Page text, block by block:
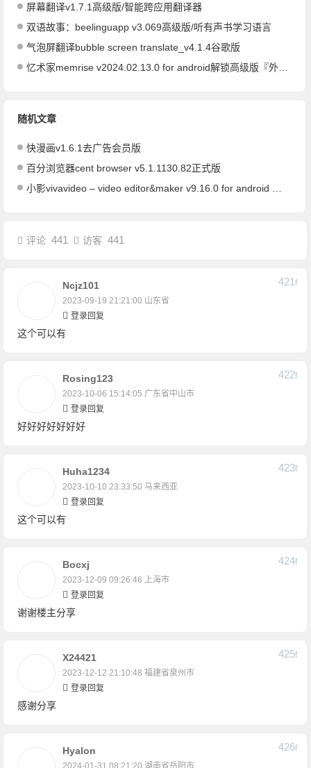
屏幕翻译v1.7.1高级版/智能跨应用翻译器
双语故事：beelinguapp v3.069高级版/听有声书学习语言
气泡屏翻译bubble screen translate_v4.1.4谷歌版
忆术家memrise v2024.02.13.0 for android解锁高级版『外语学习利器』
随机文章
快漫画v1.6.1去广告会员版
百分浏览器cent browser v5.1.1130.82正式版
小影vivavideo – video editor&maker v9.16.0 for android 高级版/视频编辑&制作
评论441 访客441
Ncjz101
2023-09-19 21:21:00 山东省
421F
登录回复
这个可以有
Rosing123
2023-10-06 15:14:05 广东省中山市
422F
登录回复
好好好好好好好
Huha1234
2023-10-10 23:33:50 马来西亚
423F
登录回复
这个可以有
Bocxj
2023-12-09 09:26:46 上海市
424F
登录回复
谢谢楼主分享
X24421
2023-12-12 21:10:48 福建省泉州市
425F
登录回复
感谢分享
Hyalon
2024-01-31 08:21:20 湖南省岳阳市
426F